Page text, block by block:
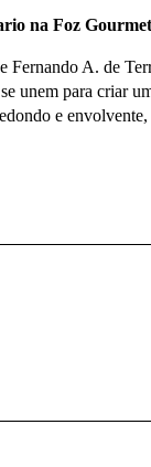
na Foz
Fernando A. de
unem para criar
e